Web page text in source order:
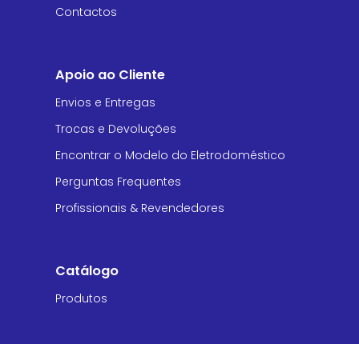
Contactos
Apoio ao Cliente
Envios e Entregas
Trocas e Devoluções
Encontrar o Modelo do Eletrodoméstico
Perguntas Frequentes
Profissionais & Revendedores
Catálogo
Produtos